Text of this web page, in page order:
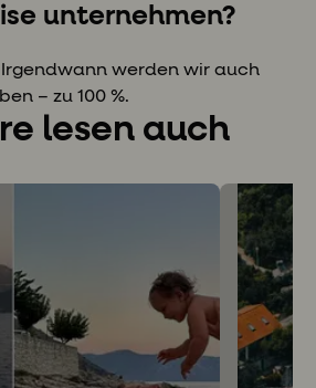
unternehmen?
werden wir auch
– zu 100 %.
lesen auch